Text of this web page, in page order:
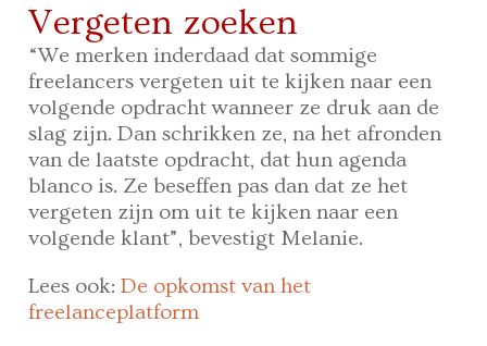
Vergeten zoeken
“We merken inderdaad dat sommige
freelancers vergeten uit te kijken naar een
volgende opdracht wanneer ze druk aan de
slag zijn. Dan schrikken ze, na het afronden
van de laatste opdracht, dat hun agenda
blanco is. Ze beseffen pas dan dat ze het
vergeten zijn om uit te kijken naar een
volgende klant”, bevestigt Melanie.
Lees ook:De opkomst van het
freelanceplatform